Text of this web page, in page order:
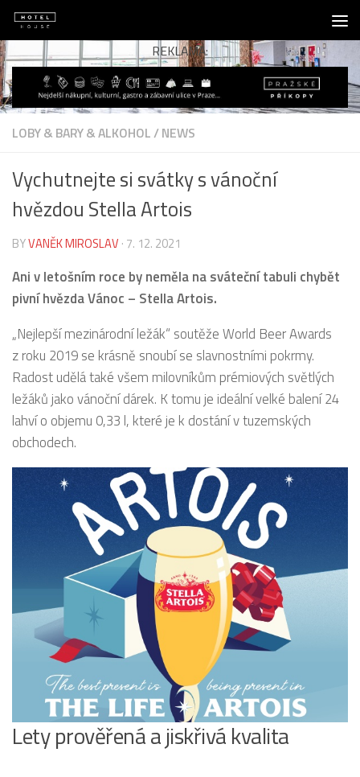
Skip to content
REKLAMA:
LOBY & BARY & ALKOHOL/NEWS
Vychutnejte si svátky s vánoční
hvězdou Stella Artois
BYVANĚK MIROSLAV · 7. 12. 2021
Ani v letošním roce by neměla na sváteční tabuli chybět
pivní hvězda Vánoc – Stella Artois.
„Nejlepší mezinárodní ležák“ soutěže World Beer Awards
z roku 2019 se krásně snoubí se slavnostními pokrmy.
Radost udělá také všem milovníkům prémiových světlých
ležáků jako vánoční dárek. K tomu je ideální velké balení 24
lahví o objemu 0,33 l, které je k dostání v tuzemských
obchodech.
Lety prověřená a jiskřivá kvalita